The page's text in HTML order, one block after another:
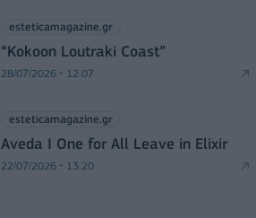
esteticamagazine.gr
“Kokoon Loutraki Coast”
28/07/2026 - 12:07
esteticamagazine.gr
Aveda I One for All Leave in Elixir
22/07/2026 - 13:20